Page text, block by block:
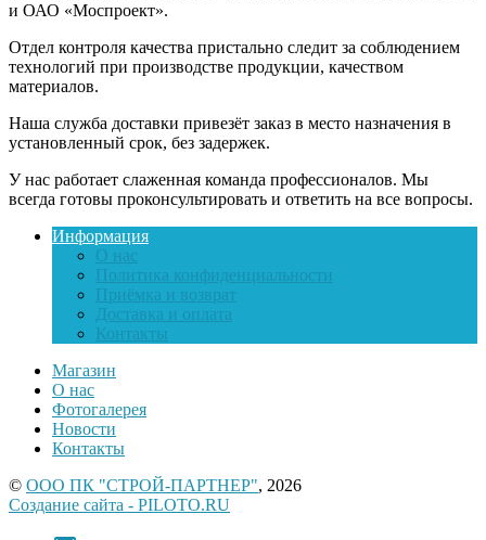
и ОАО «Моспроект».
Отдел контроля качества пристально следит за соблюдением
технологий при производстве продукции, качеством
материалов.
Наша служба доставки привезёт заказ в место назначения в
установленный срок, без задержек.
У нас работает слаженная команда профессионалов. Мы
всегда готовы проконсультировать и ответить на все вопросы.
Информация
О нас
Политика конфиденциальности
Приёмка и возврат
Доставка и оплата
Контакты
Магазин
О нас
Фотогалерея
Новости
Контакты
© ООО ПК "СТРОЙ-ПАРТНЕР", 2026
Создание сайта - PILOTO.RU